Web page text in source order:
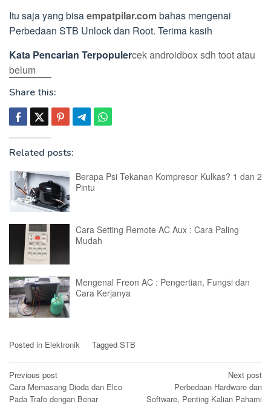
Itu saja yang bisaempatpilar.combahas mengenai
Perbedaan STB Unlock dan Root. Terima kasih
Kata Pencarian Terpopulercek androidbox sdh toot atau
belum
Share this:
Related posts:
Berapa Psi Tekanan Kompresor Kulkas? 1 dan 2
Pintu
Cara Setting Remote AC Aux : Cara Paling
Mudah
Mengenal Freon AC : Pengertian, Fungsi dan
Cara Kerjanya
Posted in Elektronik Tagged STB
Post
navigation
Previous post
Cara Memasang Dioda dan Elco
Pada Trafo dengan Benar
Next post
Perbedaan Hardware dan
Software, Penting Kalian Pahami